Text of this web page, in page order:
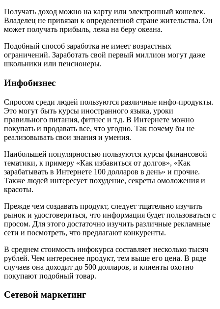
Получать доход можно на карту или электронный кошелек.
Владелец не привязан к определенной стране жительства. Он
может получать прибыль, лежа на беру океана.
Подобный способ заработка не имеет возрастных
ограничений. Заработать свой первый миллион могут даже
школьники или пенсионеры.
Инфобизнес
Спросом среди людей пользуются различные инфо-продукты.
Это могут быть курсы иностранного языка, уроки
правильного питания, фитнес и т.д. В Интернете можно
покупать и продавать все, что угодно. Так почему бы не
реализовывать свои знания и умения.
Наибольшей популярностью пользуются курсы финансовой
тематики, к примеру «Как избавиться от долгов», «Как
зарабатывать в Интернете 100 долларов в день» и прочие.
Также людей интересует похудение, секреты омоложения и
красоты.
Прежде чем создавать продукт, следует тщательно изучить
рынок и удостовериться, что информация будет пользоваться с
просом. Для этого достаточно изучить различные рекламные
сети и посмотреть, что предлагают конкуренты.
В среднем стоимость инфокурса составляет несколько тысяч
рублей. Чем интереснее продукт, тем выше его цена. В ряде
случаев она доходит до 500 долларов, и клиенты охотно
покупают подобный товар.
Сетевой маркетинг